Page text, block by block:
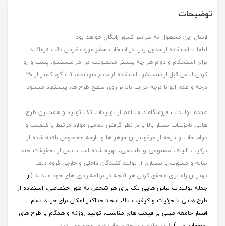
توضیحات
ارسال این محصول به سراسر کشور رایگانخواهد بود.
لطفا با استفاده از جدول زیر، در انتخاب سایز مورد نظرتان دقت فرمائید.
برای استحکام و دوام هر چه بیشتر محصولات در امر شستشو، پشت و رو
کردن لباس قبل از شستشو، استفاده از مایع شوینده، آب گرم کمتر از ۳۰
درجه و عدم اتو با درجه حرارت بالا بر روی سطح طرح ها، پیشنهاد میشود.
عمده تولیدات فروشگاه دیف اعم از تولیدات تک تولید و همچنین طرح
هایی باجزئیات بسیار بالا با در نظر گرفتن تمامی موارد مرتبط با کیفیت و
دوام چاپ و پارچه از مرغوبترین جوهر ها و پارچه مخصوص بافته شده از
ترکیب الیاف مصنوعی و طبیعی، تهیه شده است. پس از تحقیقات چند
ساله و مشورت با بسیاری از تولید کنندگان داخلی و خارجی گروه دیف
بهترین راه برای محقق کردن هر آنچه در برنامه ریزی های خود میدید (از
جمله تولیدات لباس هایی تک برای هر شخص به طور اختصاصی، استفاده از
طرح هایی با جزئیات و کیفیت بالا، ایجاد حداکثر امکان برای خرید تمام
اقشار جامعه مبنی بر قیمت های مناسب، تولید روزانه و همگام با طرح های